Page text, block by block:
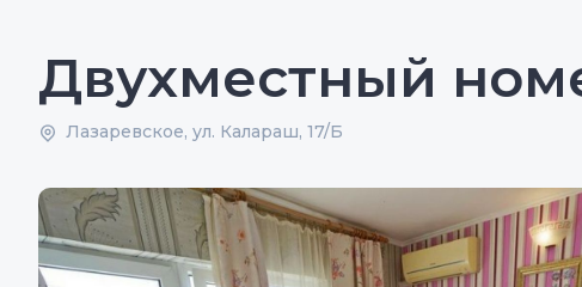
Двухместный
Лазаревское, ул. Калараш, 17/Б